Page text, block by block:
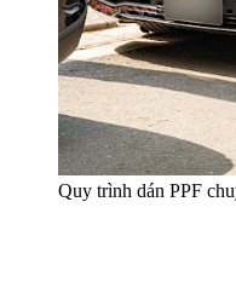
Quy trình dán PPF